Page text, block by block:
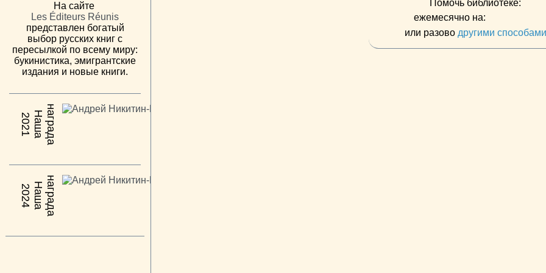
На сайте
Les Éditeurs Réunis
представлен богатый
выбор русских книг с
пересылкой по всему миру:
букинистика, эмигрантские
издания и новые книги.
2021 Н
а
ш
ан
а
г
р
а
да
2024 Н
а
ш
ан
а
г
р
а
да
Помочь библиотеке:
ежемесячно на:
или разово другими способами